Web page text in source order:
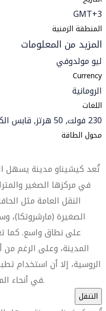
GMT+3
المنطقة الزمنية
المزيد من المعلومات
ليو مولدوفي
Currency
الرومانية
اللغات
230 فولت, 50 هرتز, قابس الكهرباء فئة C/F
محول الطاقة
تُعد كيشيناو مدينة يسهل
في مركزها الصغير
النقل العامة مثل
الصغيرة (مارشروتكا)،
على نطاق واسع. كما
المدينة، وعلى الرغم من
الروسية، إلا أن استخدام
في أنحاء المدينة بسيط، وآمن، ومناسب للميزانية.
التنقل